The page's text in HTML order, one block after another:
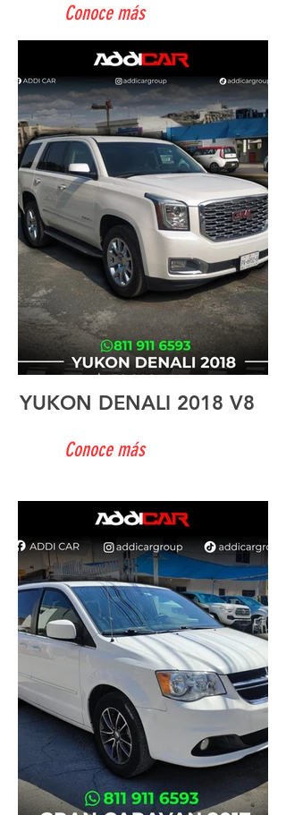
Conoce más
YUKON DENALI 2018 V8
Conoce más